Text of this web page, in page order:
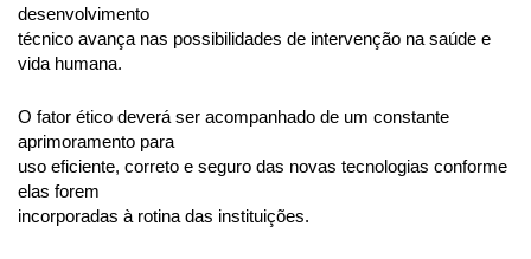
desenvolvimento
técnico avança nas possibilidades de intervenção na saúde e
vida humana.
O fator ético deverá ser acompanhado de um constante
aprimoramento para
uso eficiente, correto e seguro das novas tecnologias conforme
elas forem
incorporadas à rotina das instituições.